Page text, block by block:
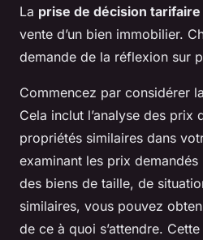
La prise de décision tarifaire
vente d’un bien immobilier.
demande de la réflexion sur
Commencez par considérer la
Cela inclut l’analyse des prix
propriétés similaires dans
examinant les prix
des biens de taille, de
similaires, vous pouvez
de ce à quoi s’attendre.